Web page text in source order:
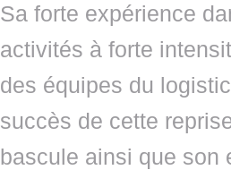
Sa forte expérience
activités à forte
des équipes du
succès de cette
bascule ainsi que son